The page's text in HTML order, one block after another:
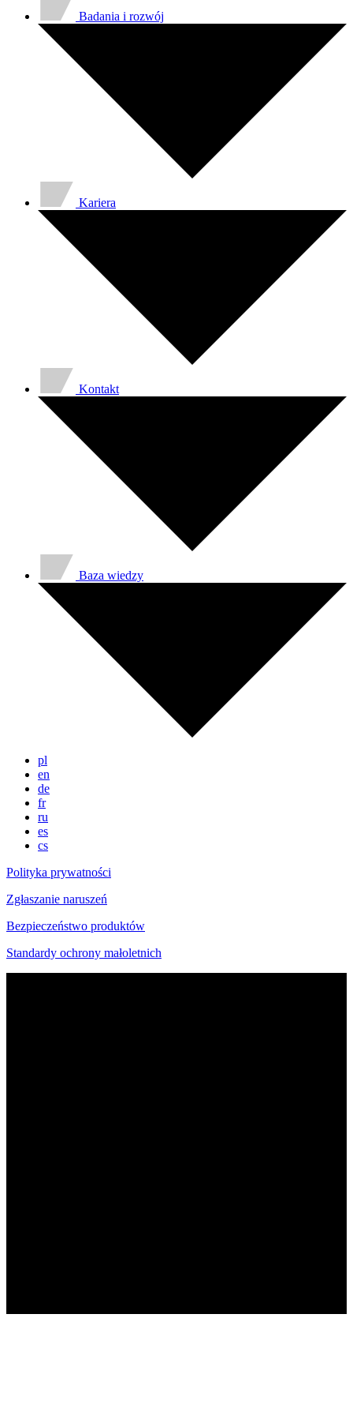
Badania i rozwój
Kariera
Kontakt
Baza wiedzy
pl
en
de
fr
ru
es
cs
Polityka prywatności
Zgłaszanie naruszeń
Bezpieczeństwo produktów
Standardy ochrony małoletnich